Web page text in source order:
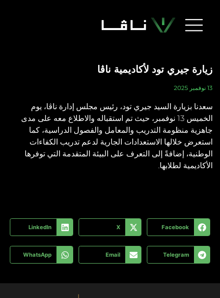
ناڤا، يوم
معه على مدى
الدراسية، كما
الكفاءات
التي توفرها
LinkedIn
WhatsApp